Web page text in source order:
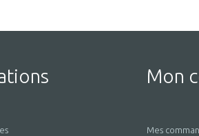
Mon
Mes